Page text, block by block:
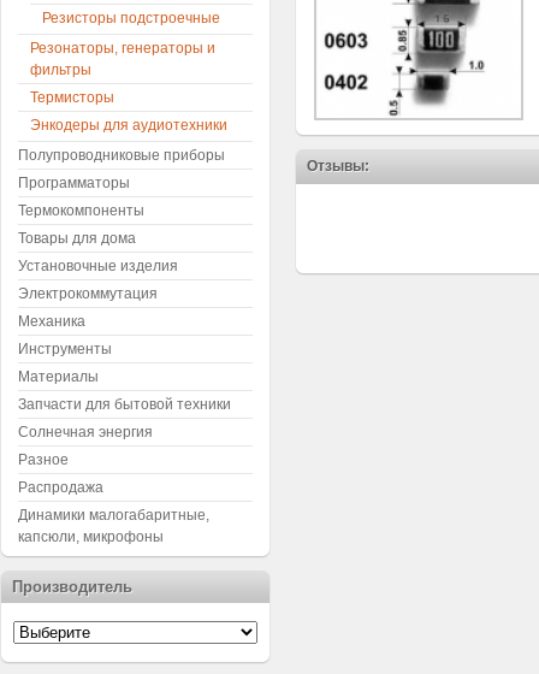
Отзывы:
Резисторы подстроечные
Резонаторы, генераторы и
фильтры
Термисторы
Энкодеры для аудиотехники
Полупроводниковые приборы
Программаторы
Термокомпоненты
Товары для дома
Установочные изделия
Электрокоммутация
Механика
Инструменты
Материалы
Запчасти для бытовой техники
Солнечная энергия
Разное
Распродажа
Динамики малогабаритные,
капсюли, микрофоны
Производитель